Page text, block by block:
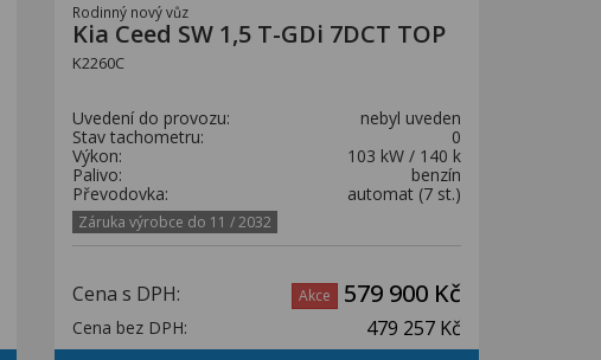
Rodinný nový vůz
Kia Ceed SW 1,5 T-GDi 7DCT TOP
K2260C
Uvedení do provozu:
nebyl uveden
Stav tachometru:
0
Výkon:
103 kW / 140 k
Palivo:
benzín
Převodovka:
automat (7 st.)
Záruka výrobce do 11 / 2032
Cena s DPH: Akce 579 900 Kč
Cena bez DPH: 479 257 Kč